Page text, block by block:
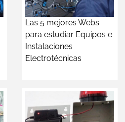
Las 5 mejores Webs
para estudiar Equipos e
Instalaciones
Electrotécnicas